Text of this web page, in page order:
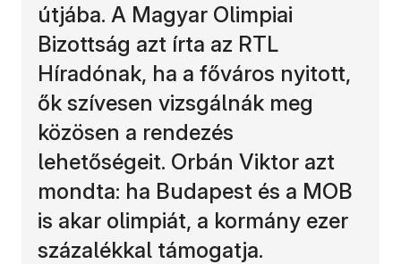
útjába. A Magyar Olimpiai
Bizottság azt írta az RTL
Híradónak, ha a főváros nyitott,
ők szívesen vizsgálnák meg
közösen a rendezés
lehetőségeit. Orbán Viktor azt
mondta: ha Budapest és a MOB
is akar olimpiát, a kormány ezer
százalékkal támogatja.